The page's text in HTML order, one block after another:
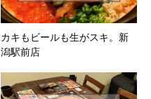
カキもビールも生がスキ。新
潟駅前店